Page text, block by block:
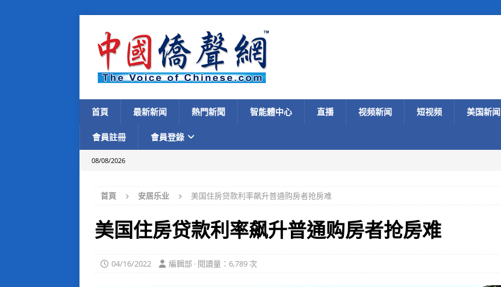
首頁 最新新闻 熱門新聞 智能體中心 直播 视频新闻 短视频 美国新闻
會員註冊 會員登錄
08/08/2026
首頁 安居乐业 美国住房贷款利率飙升普通购房者抢房难
美国住房贷款利率飙升普通购房者抢房难
04/16/2022 編輯部 · 閱讀量：6,789 次